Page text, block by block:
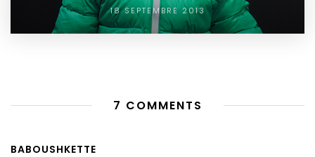
18 SEPTEMBRE 2013
7 COMMENTS
BABOUSHKETTE